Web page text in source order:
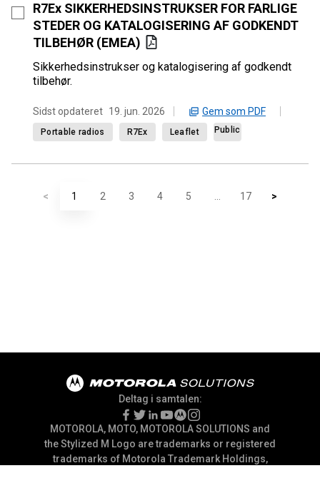
R7Ex SIKKERHEDSINSTRUKSER FOR FARLIGE
STEDER OG KATALOGISERING AF GODKENDT
TILBEHØR (EMEA)
Sikkerhedsinstrukser og katalogisering af godkendt
tilbehør.
Sidst opdateret 19. jun. 2026 Gem som PDF
Portable radios R7Ex Leaflet Public
< 1 2 3 4 5 17 >
Deltag i samtalen:
MOTOROLA, MOTO, MOTOROLA SOLUTIONS and
the Stylized M Logo are trademarks or registered
trademarks of Motorola Trademark Holdings,